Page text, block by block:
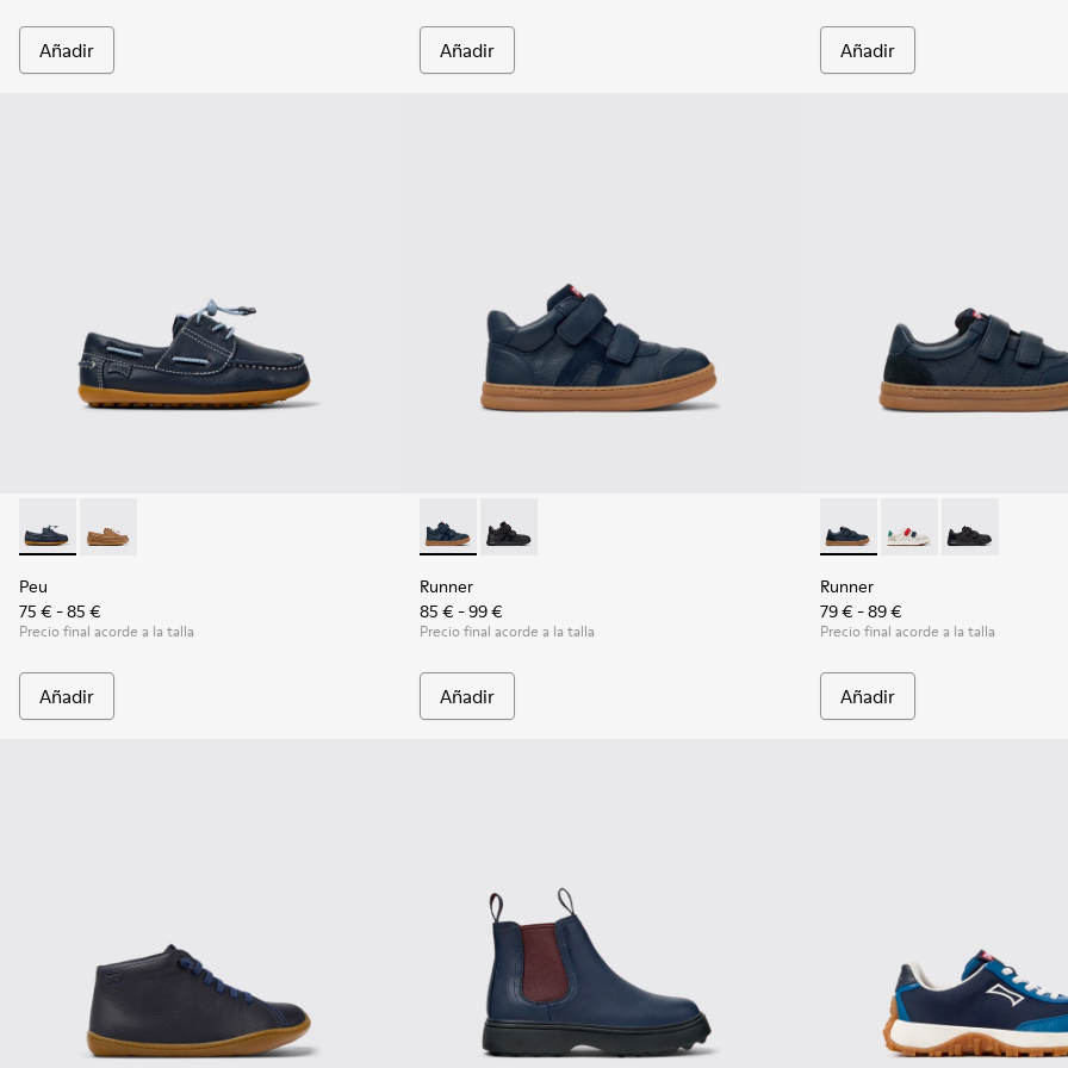
Añadir Añadir Añadir
Peu - K800689-002 - Zapatos náuticos de piel azules para niños.
Peu - K800689-004
Peu
75 € - 85 €
Precio final acorde a la talla
Añadir
Runner - K900384-001 - Zapatillas azules de piel y nobuk para niños.
Runner - K900384-002 - Zapatillas negras de piel y nobuk para niños.
Runner
85 € - 99 €
Precio final acorde a la talla
Añadir
Runner - K800652-003 -
Runner - K800652-007
Runner -
Runner
79 € - 89 €
Precio final acorde a la talla
Añadir